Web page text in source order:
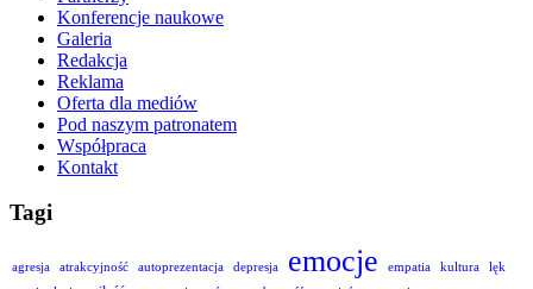
Konferencje naukowe
Galeria
Redakcja
Reklama
Oferta dla mediów
Pod naszym patronatem
Współpraca
Kontakt
Tagi
agresja atrakcyjność autoprezentacja depresja emocje empatia kultura
lęk